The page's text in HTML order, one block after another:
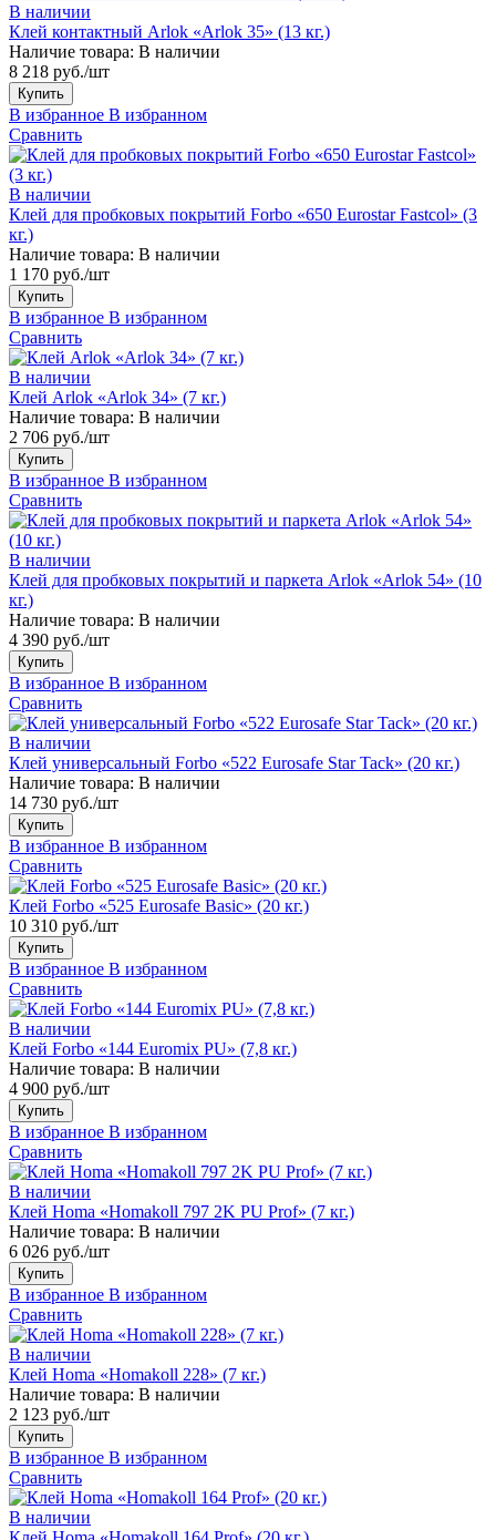
В наличии
Клей контактный Arlok «Arlok 35» (13 кг.)
Наличие товара: В наличии
8 218 руб./шт
Купить
В избранное В избранном
Сравнить
В наличии
Клей для пробковых покрытий Forbo «650 Eurostar Fastcol» (3
кг.)
Наличие товара: В наличии
1 170 руб./шт
Купить
В избранное В избранном
Сравнить
В наличии
Клей Arlok «Arlok 34» (7 кг.)
Наличие товара: В наличии
2 706 руб./шт
Купить
В избранное В избранном
Сравнить
В наличии
Клей для пробковых покрытий и паркета Arlok «Arlok 54» (10
кг.)
Наличие товара: В наличии
4 390 руб./шт
Купить
В избранное В избранном
Сравнить
В наличии
Клей универсальный Forbo «522 Eurosafe Star Tack» (20 кг.)
Наличие товара: В наличии
14 730 руб./шт
Купить
В избранное В избранном
Сравнить
Клей Forbo «525 Eurosafe Basic» (20 кг.)
10 310 руб./шт
Купить
В избранное В избранном
Сравнить
В наличии
Клей Forbo «144 Euromix PU» (7,8 кг.)
Наличие товара: В наличии
4 900 руб./шт
Купить
В избранное В избранном
Сравнить
В наличии
Клей Homa «Homakoll 797 2K PU Prof» (7 кг.)
Наличие товара: В наличии
6 026 руб./шт
Купить
В избранное В избранном
Сравнить
В наличии
Клей Homa «Homakoll 228» (7 кг.)
Наличие товара: В наличии
2 123 руб./шт
Купить
В избранное В избранном
Сравнить
В наличии